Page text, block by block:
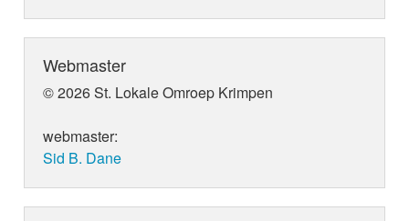
Webmaster
© 2026 St. Lokale Omroep Krimpen
webmaster:
Sid B. Dane